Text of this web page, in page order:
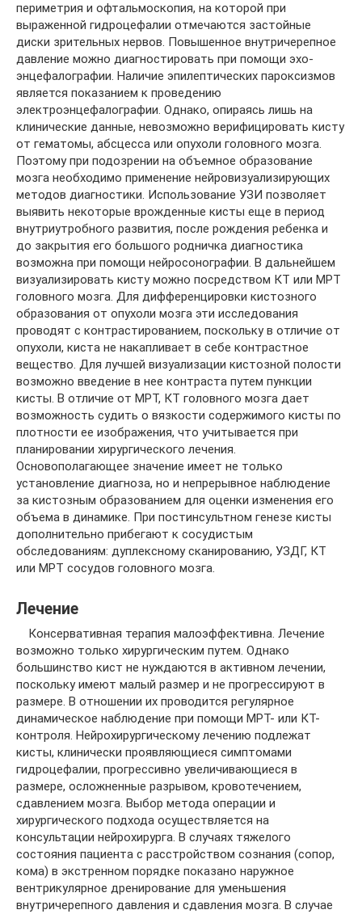
периметрия и офтальмоскопия, на которой при
выраженной гидроцефалии отмечаются застойные
диски зрительных нервов. Повышенное внутричерепное
давление можно диагностировать при помощи эхо-
энцефалографии. Наличие эпилептических пароксизмов
является показанием к проведению
электроэнцефалографии. Однако, опираясь лишь на
клинические данные, невозможно верифицировать кисту
от гематомы, абсцесса или опухоли головного мозга.
Поэтому при подозрении на объемное образование
мозга необходимо применение нейровизуализирующих
методов диагностики. Использование УЗИ позволяет
выявить некоторые врожденные кисты еще в период
внутриутробного развития, после рождения ребенка и
до закрытия его большого родничка диагностика
возможна при помощи нейросонографии. В дальнейшем
визуализировать кисту можно посредством КТ или МРТ
головного мозга. Для дифференцировки кистозного
образования от опухоли мозга эти исследования
проводят с контрастированием, поскольку в отличие от
опухоли, киста не накапливает в себе контрастное
вещество. Для лучшей визуализации кистозной полости
возможно введение в нее контраста путем пункции
кисты. В отличие от МРТ, КТ головного мозга дает
возможность судить о вязкости содержимого кисты по
плотности ее изображения, что учитывается при
планировании хирургического лечения.
Основополагающее значение имеет не только
установление диагноза, но и непрерывное наблюдение
за кистозным образованием для оценки изменения его
объема в динамике. При постинсультном генезе кисты
дополнительно прибегают к сосудистым
обследованиям: дуплексному сканированию, УЗДГ, КТ
или МРТ сосудов головного мозга.
Лечение
Консервативная терапия малоэффективна. Лечение
возможно только хирургическим путем. Однако
большинство кист не нуждаются в активном лечении,
поскольку имеют малый размер и не прогрессируют в
размере. В отношении их проводится регулярное
динамическое наблюдение при помощи МРТ- или КТ-
контроля. Нейрохирургическому лечению подлежат
кисты, клинически проявляющиеся симптомами
гидроцефалии, прогрессивно увеличивающиеся в
размере, осложненные разрывом, кровотечением,
сдавлением мозга. Выбор метода операции и
хирургического подхода осуществляется на
консультации нейрохирурга. В случаях тяжелого
состояния пациента с расстройством сознания (сопор,
кома) в экстренном порядке показано наружное
вентрикулярное дренирование для уменьшения
внутричерепного давления и сдавления мозга. В случае